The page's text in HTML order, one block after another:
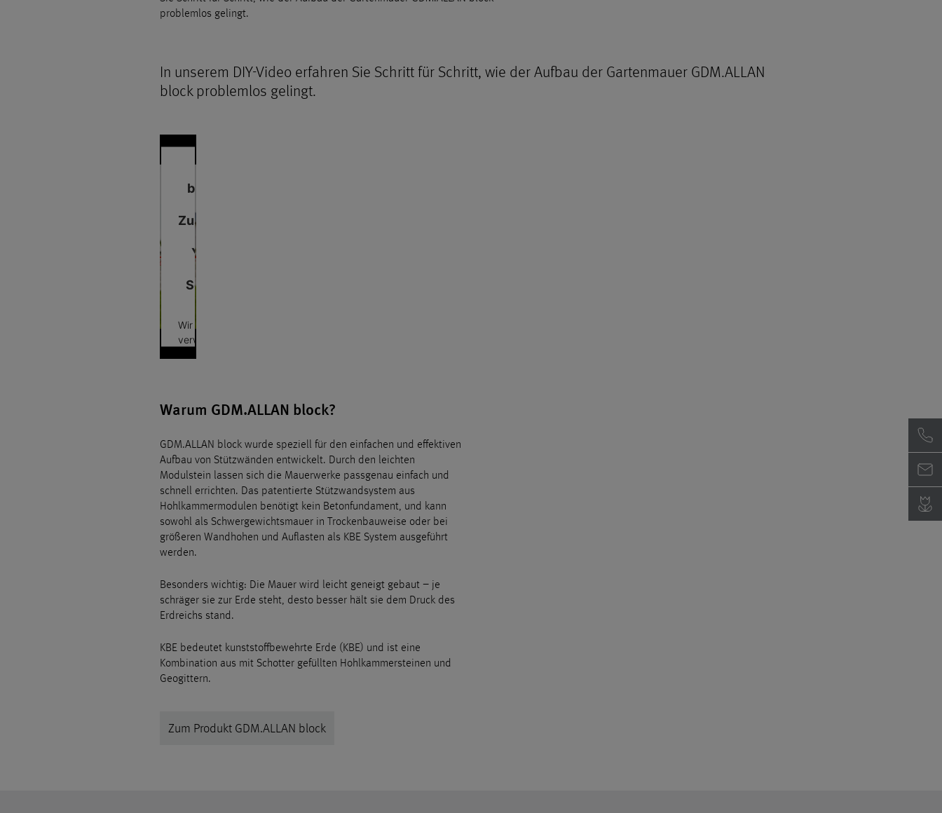
problemlos gelingt.
In unserem DIY-Video erfahren Sie Schritt für Schritt, wie der Aufbau der Gartenmauer GDM.ALLAN
block problemlos gelingt.
benötigen
Zustimmung,
YouTube
Service zu
Wir
verwenden
um
einzubetten.
Dieser
Service
kann
Daten
zu
Ihren
Aktivitäten
lesen
Sie
die
durch
und
stimmen
Nutzung
Warum GDM.ALLAN block?
GDM.ALLAN block wurde speziell für den einfachen und effektiven
Aufbau von Stützwänden entwickelt. Durch den leichten
Modulstein lassen sich die Mauerwerke passgenau einfach und
schnell errichten. Das patentierte Stützwandsystem aus
Hohlkammermodulen benötigt kein Betonfundament, und kann
sowohl als Schwergewichtsmauer in Trockenbauweise oder bei
größeren Wandhohen und Auflasten als KBE System ausgeführt
werden.
Besonders wichtig: Die Mauer wird leicht geneigt gebaut – je
schräger sie zur Erde steht, desto besser hält sie dem Druck des
Erdreichs stand.
KBE bedeutet kunststoffbewehrte Erde (KBE) und ist eine
Kombination aus mit Schotter gefüllten Hohlkammersteinen und
Geogittern.
Zum Produkt GDM.ALLAN block